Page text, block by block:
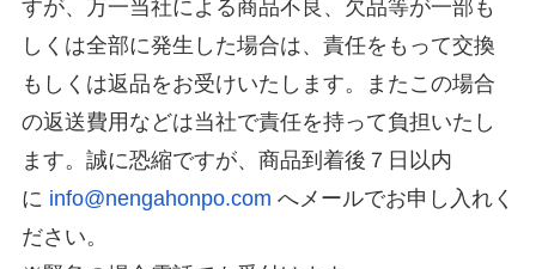
すが、万一当社による商品不良、欠品等が一部も
しくは全部に発生した場合は、責任をもって交換
もしくは返品をお受けいたします。またこの場合
の返送費用などは当社で責任を持って負担いたし
ます。誠に恐縮ですが、商品到着後７日以内
に info@nengahonpo.com へメールでお申し入れく
ださい。